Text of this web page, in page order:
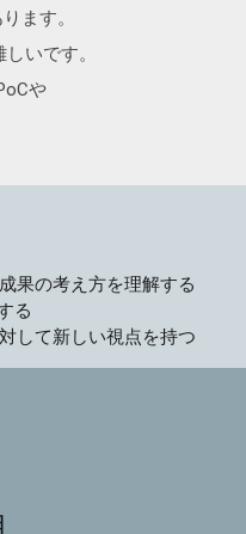
ます。
いです。
や
果の考え方を理解する
る
して新しい視点を持つ